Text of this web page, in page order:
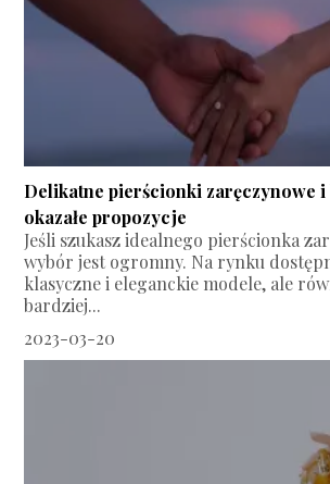
Delikatne pierścionki zaręczynowe
okazałe propozycje
Jeśli szukasz idealnego pierścionka
wybór jest ogromny. Na rynku
klasyczne i eleganckie modele, ale
bardziej...
2023-03-20